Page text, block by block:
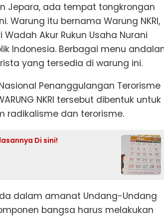
Jepara, ada tempat tongkrongan
Warung itu bernama Warung NKRI,
Akur Rukun Usaha Nurani
Indonesia. Berbagai menu
yang tersedia di warung ini.
Penanggulangan Terorisme
NKRI tersebut dibentuk untuk
radikalisme dan terorisme.
Di sini!
dalam amanat Undang-Undang
bangsa harus melakukan